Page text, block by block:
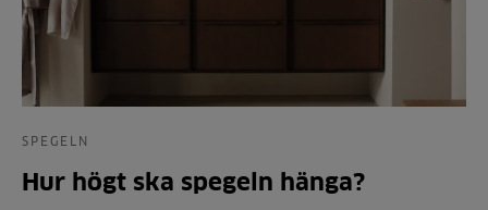
SPEGELN
Hur högt ska spegeln hänga?